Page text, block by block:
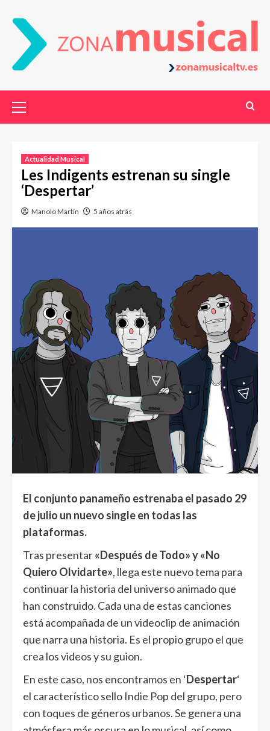
Actualidad Musical
Les Indigents estrenan su single
‘Despertar’
Manolo Martín 5 años atrás
El conjunto panameño estrenaba el pasado 29
de julio un nuevo single en todas las
plataformas.
Tras presentar«Después de Todo» y «No
Quiero Olvidarte», llega este nuevo tema para
continuar la historia del universo animado que
han construido. Cada una de estas canciones
está acompañada de un videoclip de animación
que narra una historia. Es el propio grupo el que
crea los videos y su guion.
En este caso, nos encontramos en ‘Despertar‘
el característico sello Indie Pop del grupo, pero
con toques de géneros urbanos. Se genera una